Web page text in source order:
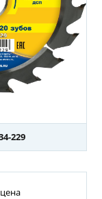
229